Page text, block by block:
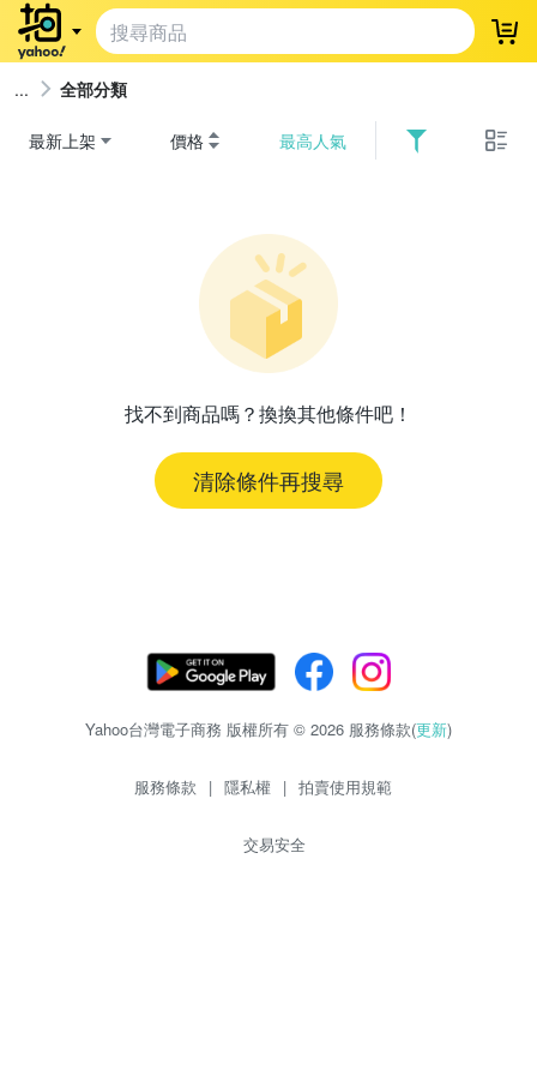
登
全部分類
最新上架 價格 最高人氣
找不到商品嗎？換換其他條件吧！
清除條件再搜尋
Yahoo台灣電子商務 版權所有 © 2026 服務條款(更新)
服務條款 | 隱私權 | 拍賣使用規範
交易安全